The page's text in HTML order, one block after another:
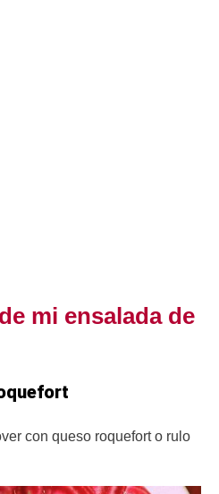
mi ensalada de
con queso roquefort o rulo